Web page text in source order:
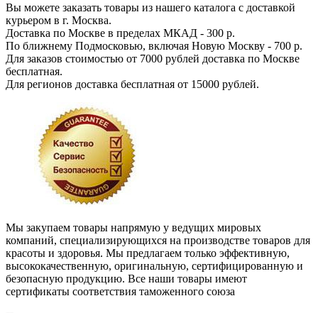
Вы можете заказать товары из нашего каталога с доставкой
курьером в г. Москва.
Доставка по Москве в пределах МКАД - 300 р.
По ближнему Подмосковью, включая Новую Москву - 700 р.
Для заказов стоимостью от 7000 рублей доставка по Москве
бесплатная.
Для регионов доставка бесплатная от 15000 рублей.
Мы закупаем товары напрямую у ведущих мировых
компаний, специализирующихся на производстве товаров для
красоты и здоровья. Мы предлагаем только эффективную,
высококачественную, оригинальную, сертифицированную и
безопасную продукцию. Все наши товары имеют
сертификаты соответствия таможенного союза